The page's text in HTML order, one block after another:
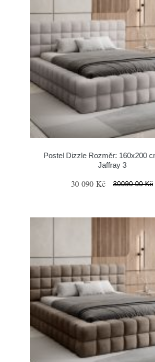
Postel Dizzle Rozměr: 160x200
Jaffray 3
30 090 Kč 30090.00 Kč